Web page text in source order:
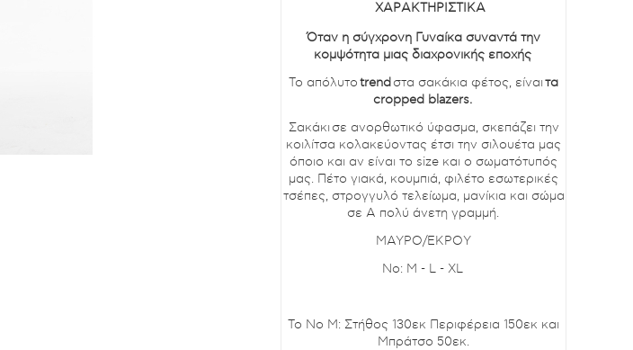
ΧΑΡΑΚΤΗΡΙΣΤΙΚΆ
Όταν η σύγχρονη Γυναίκα συναντά την
κομψότητα μιας διαχρoνικής εποχής
Το απόλυτοtrendστα σακάκια φέτος, είναιτα
cropped blazers.
Σακάκισε ανορθωτικό ύφασμα, σκεπάζει την
κοιλίτσα κολακεύοντας έτσι την σιλουέτα μας
όποιο και αν είναι το size και ο σωματότυπός
μας. Πέτο γιακά, κουμπιά, φιλέτο εσωτερικές
τσέπες, στρογγυλό τελείωμα, μανίκια και σώμα
σε Α πολύ άνετη γραμμή.
ΜΑΥΡΟ/EKPOY
No: Μ - L - XL
To No M: Στήθος 130εκ Περιφέρεια 150εκ και
Μπράτσο 50εκ.